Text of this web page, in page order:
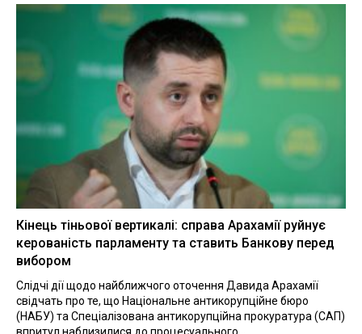
Кінець тіньової вертикалі: справа Арахамії руйнує
керованість парламенту та ставить Банкову перед
вибором
Слідчі дії щодо найближчого оточення Давида Арахамії
свідчать про те, що Національне антикорупційне бюро
(НАБУ) та Спеціалізована антикорупційна прокуратура (САП)
впритул наблизилися до процесуального...